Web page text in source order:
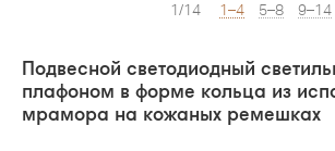
1/14 1–4 5–8 9–14
Подвесной светодиодный
плафоном в форме кольца из
мрамора на кожаных ремешках